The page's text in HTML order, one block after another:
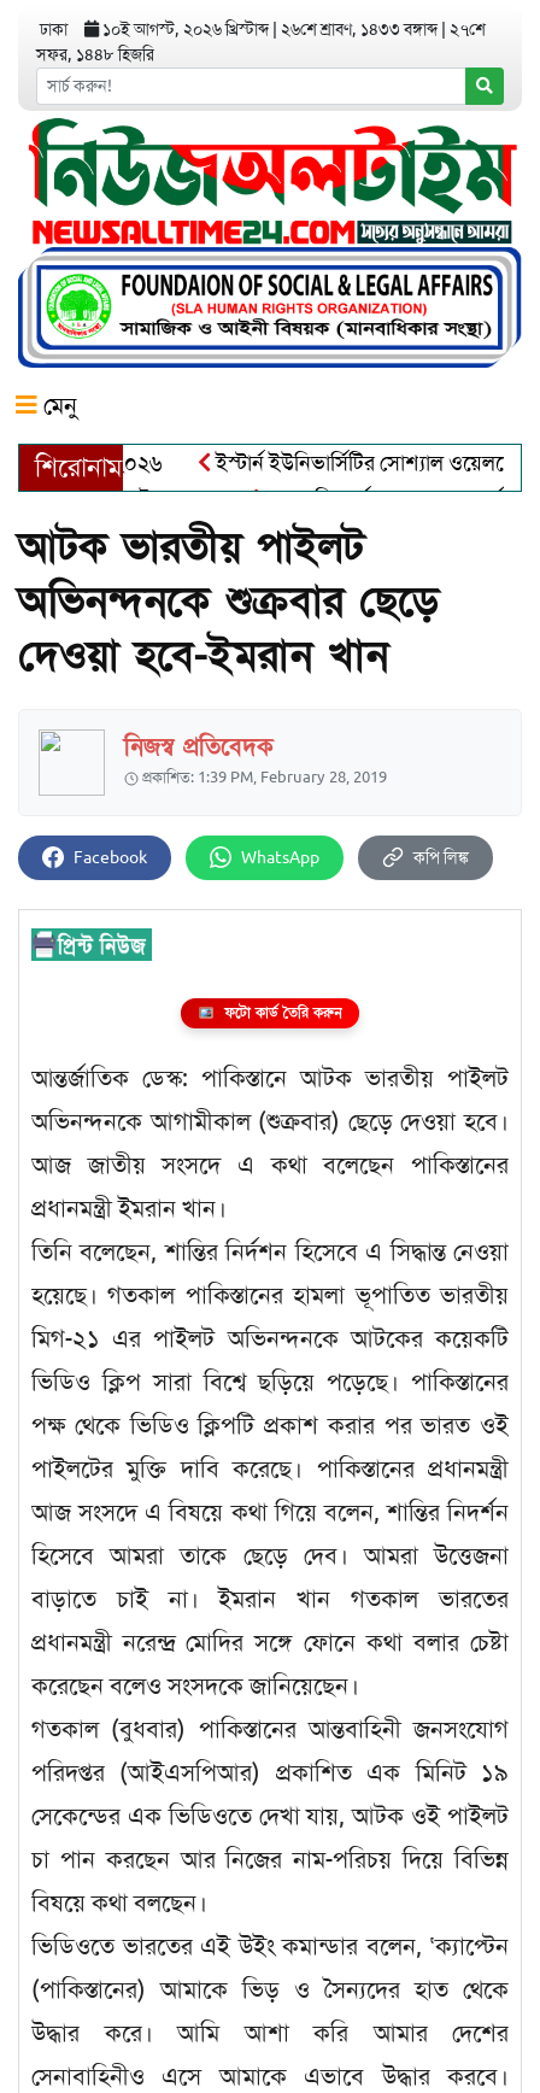
ঢাকা ১০ই আগস্ট, ২০২৬ খ্রিস্টাব্দ ২৬শে শ্রাবণ, ১৪৩৩ বঙ্গাব্দ ২৭শে
সফর, ১৪৪৮ হিজরি
মেনু
শিরোনাম
ইস্টার্ন ইউনিভার্সিটির সোশ্যাল ওয়েলফেয়ার
খালেক এর ইন্তেকাল
আত্মশুদ্ধি অর্জন ও অশুভকে বর্জন করে
আটক ভারতীয় পাইলট
অভিনন্দনকে শুক্রবার ছেড়ে
দেওয়া হবে-ইমরান খান
নিজস্ব প্রতিবেদক
প্রকাশিত: 1:39 PM, February 28, 2019
Facebook WhatsApp কপি লিঙ্ক
ফটো কার্ড তৈরি করুন
আন্তর্জাতিক ডেস্ক: পাকিস্তানে আটক ভারতীয় পাইলট
অভিনন্দনকে আগামীকাল (শুক্রবার) ছেড়ে দেওয়া হবে।
আজ জাতীয় সংসদে এ কথা বলেছেন পাকিস্তানের
প্রধানমন্ত্রী ইমরান খান।
তিনি বলেছেন, শান্তির নির্দশন হিসেবে এ সিদ্ধান্ত নেওয়া
হয়েছে। গতকাল পাকিস্তানের হামলা ভূপাতিত ভারতীয়
মিগ-২১ এর পাইলট অভিনন্দনকে আটকের কয়েকটি
ভিডিও ক্লিপ সারা বিশ্বে ছড়িয়ে পড়েছে। পাকিস্তানের
পক্ষ থেকে ভিডিও ক্লিপটি প্রকাশ করার পর ভারত ওই
পাইলটের মুক্তি দাবি করেছে। পাকিস্তানের প্রধানমন্ত্রী
আজ সংসদে এ বিষয়ে কথা গিয়ে বলেন, শান্তির নিদর্শন
হিসেবে আমরা তাকে ছেড়ে দেব। আমরা উত্তেজনা
বাড়াতে চাই না। ইমরান খান গতকাল ভারতের
প্রধানমন্ত্রী নরেন্দ্র মোদির সঙ্গে ফোনে কথা বলার চেষ্টা
করেছেন বলেও সংসদকে জানিয়েছেন।
গতকাল (বুধবার) পাকিস্তানের আন্তবাহিনী জনসংযোগ
পরিদপ্তর (আইএসপিআর) প্রকাশিত এক মিনিট ১৯
সেকেন্ডের এক ভিডিওতে দেখা যায়, আটক ওই পাইলট
চা পান করছেন আর নিজের নাম-পরিচয় দিয়ে বিভিন্ন
বিষয়ে কথা বলছেন।
ভিডিওতে ভারতের এই উইং কমান্ডার বলেন, ‘ক্যাপ্টেন
(পাকিস্তানের) আমাকে ভিড় ও সৈন্যদের হাত থেকে
উদ্ধার করে। আমি আশা করি আমার দেশের
সেনাবাহিনীও এসে আমাকে এভাবে উদ্ধার করবে।